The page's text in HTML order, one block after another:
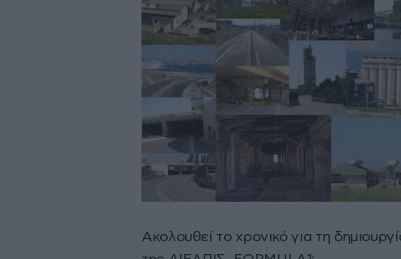
Ακολουθεί το χρονικό για τη